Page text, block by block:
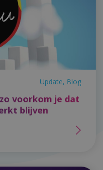
Update, Blog
voorkom je dat
blijven